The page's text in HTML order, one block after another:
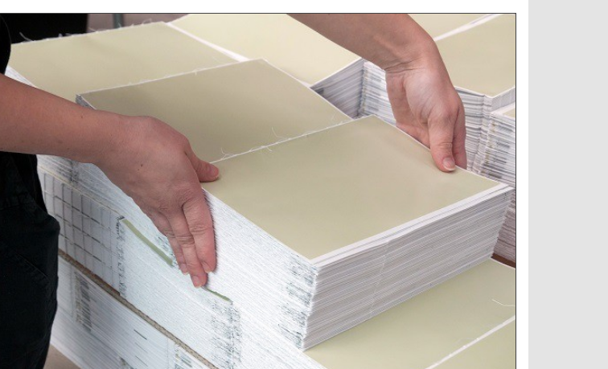
אתר נגיש וברור
אתר מסודר ומאורגן עם שלל הסברים מפורטים
על סוגי ההדפסה\יצירה